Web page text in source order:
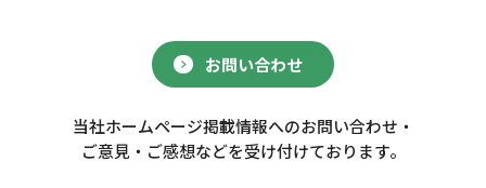
お問い合わせ
当社ホームページ掲載情報へのお問い合わせ・
ご意見・ご感想などを受け付けております。